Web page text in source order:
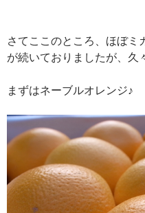
さてここのところ、ほぼミ
が続いておりましたが、久
まずはネーブルオレンジ♪